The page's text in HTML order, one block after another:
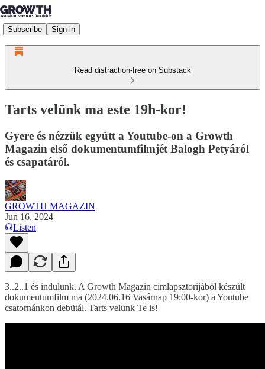
Subscribe Sign in
Read distraction-free on Substack
Tarts velünk ma este 19h-kor!
Gyere és nézzük együtt a Youtube-on a Growth
Magazin első dokumentumfilmjét Balogh Petyáról
és csapatáról.
GROWTH MAGAZIN
Jun 16, 2024
Listen
3..2..1 és indulunk. A Growth Magazin címlapsztorijából készült
dokumentumfilm ma (2024.06.16 Vasárnap 19:00-kor) a Youtube
csatornánkon debütál. Tarts velünk Te is!